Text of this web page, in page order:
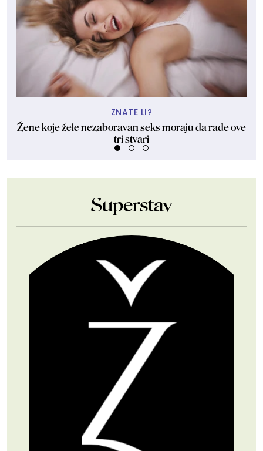
ZNATE LI?
Žene koje žele nezaboravan seks moraju da rade ove
tri stvari
Superstav